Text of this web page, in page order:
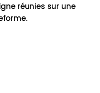
réunies sur une